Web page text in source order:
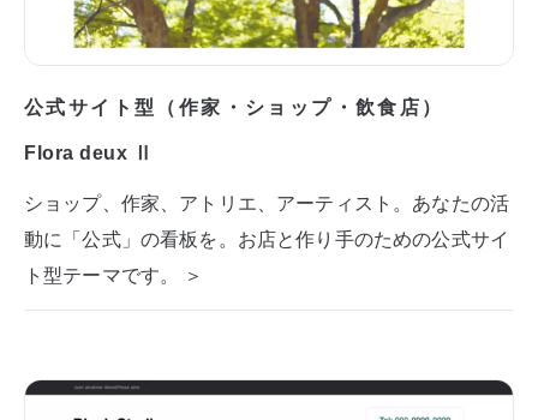
公式サイト型（作家・ショップ・飲食店）
Flora deux Ⅱ
ショップ、作家、アトリエ、アーティスト。あなたの活
動に「公式」の看板を。お店と作り手のための公式サイ
ト型テーマです。 ＞